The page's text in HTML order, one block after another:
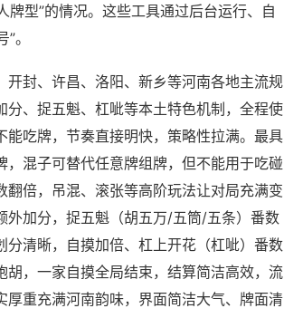
牌型”的情况。这些工具通过后台运行、自
。
封、许昌、洛阳、新乡等河南各地主流规
、捉五魁、杠呲等本土特色机制，全程使
吃牌，节奏直接明快，策略性拉满。最具
混子可替代任意牌组牌，但不能用于吃碰
倍，吊混、滚张等高阶玩法让对局充满变
外加分，捉五魁（胡五万/五筒/五条）番数
清晰，自摸加倍、杠上开花（杠呲）番数
，一家自摸全局结束，结算简洁高效，流
重充满河南韵味，界面简洁大气、牌面清